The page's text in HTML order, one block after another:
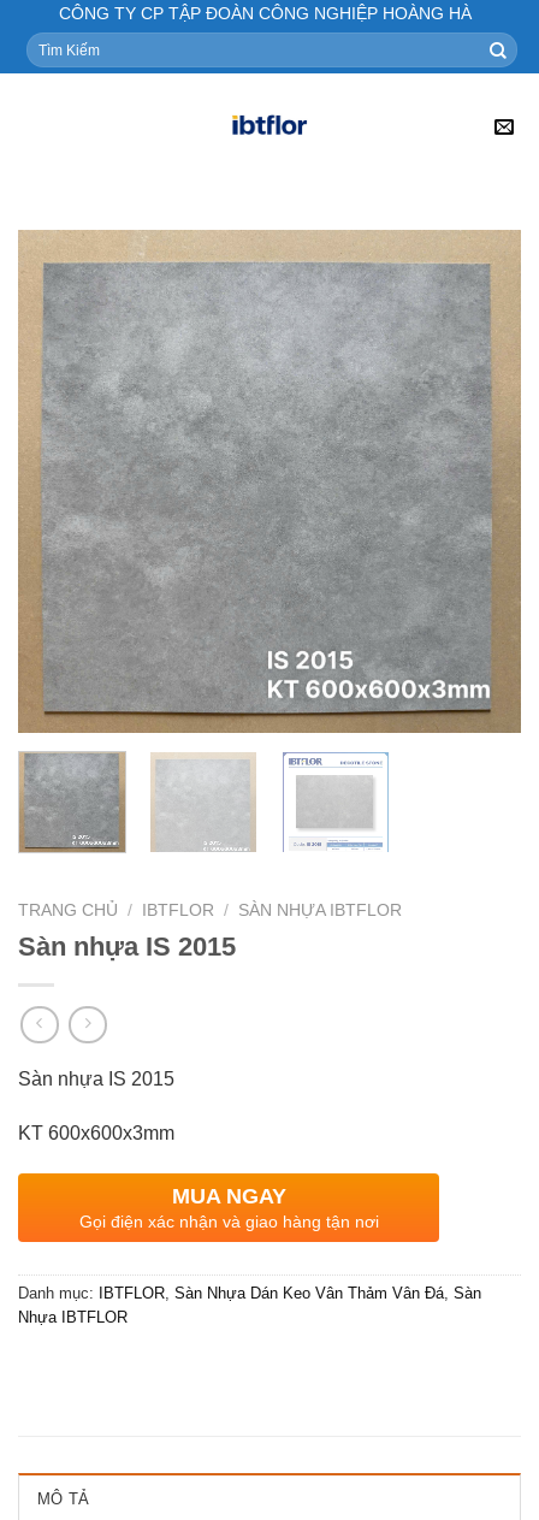
content
CÔNG TY CP TẬP ĐOÀN CÔNG NGHIỆP HOÀNG HÀ
Tìm
kiếm:
TRANG CHỦ / IBTFLOR / SÀN NHỰA IBTFLOR
Sàn nhựa IS 2015
Sàn nhựa IS 2015
KT 600x600x3mm
MUA NGAY
Gọi điện xác nhận và giao hàng tận nơi
Danh mục: IBTFLOR, Sàn Nhựa Dán Keo Vân Thảm Vân Đá, Sàn
Nhựa IBTFLOR
MÔ TẢ